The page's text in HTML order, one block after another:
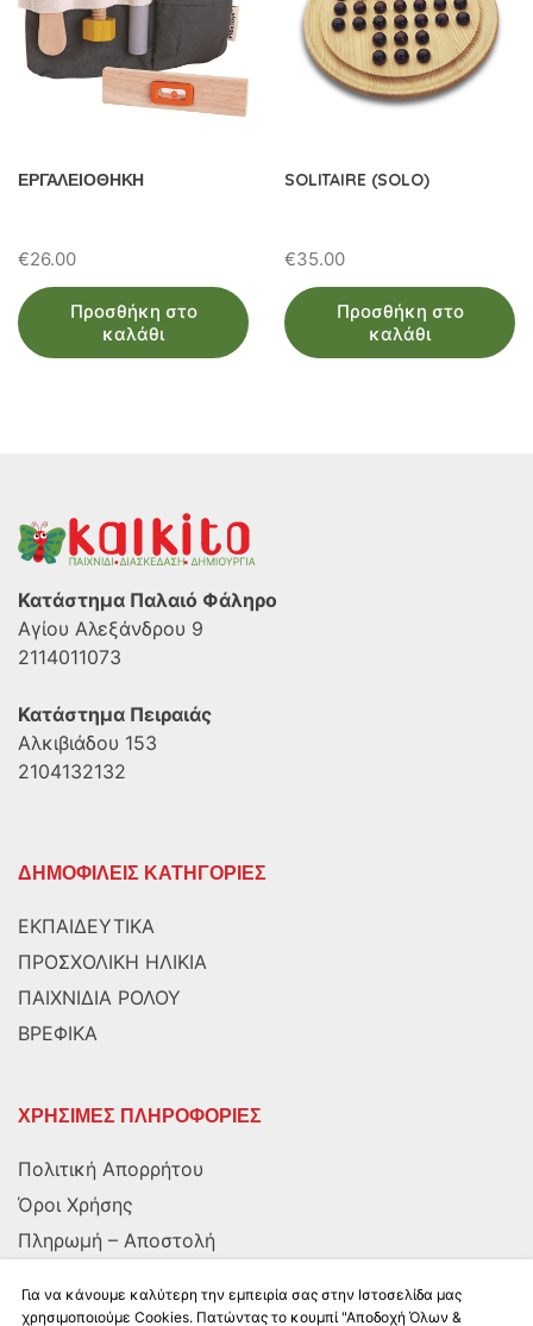
ΕΡΓΑΛΕΙΟΘΗΚΗ
€26.00
Προσθήκη στο
καλάθι
SOLITAIRE (SOLO)
€35.00
Προσθήκη στο
καλάθι
Κατάστημα Παλαιό Φάληρο
Αγίου Αλεξάνδρου 9
2114011073
Κατάστημα Πειραιάς
Αλκιβιάδου 153
2104132132
ΔΗΜΟΦΙΛΕΙΣ ΚΑΤΗΓΟΡΙΕΣ
ΕΚΠΑΙΔΕΥΤΙΚΑ
ΠΡΟΣΧΟΛΙΚΗ ΗΛΙΚΙΑ
ΠΑΙΧΝΙΔΙΑ ΡΟΛΟΥ
ΒΡΕΦΙΚΑ
ΧΡΗΣΙΜΕΣ ΠΛΗΡΟΦΟΡΙΕΣ
Πολιτική Απορρήτου
Όροι Χρήσης
Πληρωμή – Αποστολή
Για να κάνουμε καλύτερη την εμπειρία σας στην Ιστοσελίδα μας
χρησιμοποιούμε Cookies. Πατώντας το κουμπί "Αποδοχή Όλων &